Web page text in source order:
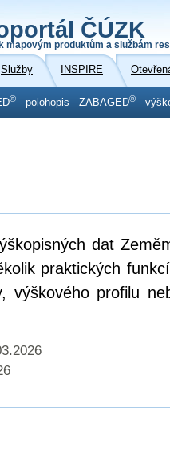
ČÚZK
mapovým produktům a službám
Služby INSPIRE
® - polohopis ZABAGED® -
dat
praktických
výškového profilu